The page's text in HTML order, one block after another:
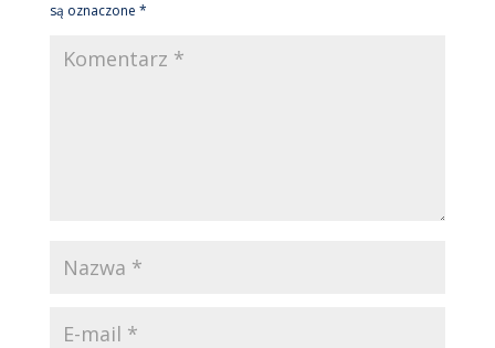
są oznaczone *